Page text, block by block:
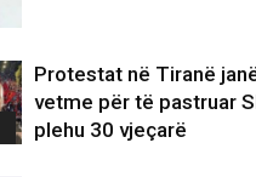
Protestat në Tiranë
vetme për të pastruar
plehu 30 vjeçarë